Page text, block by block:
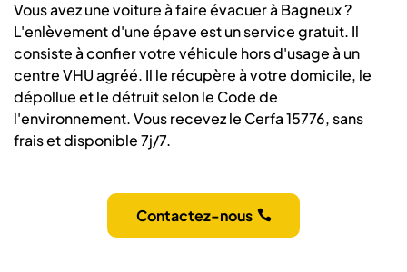
Vous avez une voiture à faire évacuer à Bagneux ?
L'enlèvement d'une épave est un service gratuit. Il
consiste à confier votre véhicule hors d'usage à un
centre VHU agréé. Il le récupère à votre domicile, le
dépollue et le détruit selon le Code de
l'environnement. Vous recevez le Cerfa 15776, sans
frais et disponible 7j/7.
Contactez-nous